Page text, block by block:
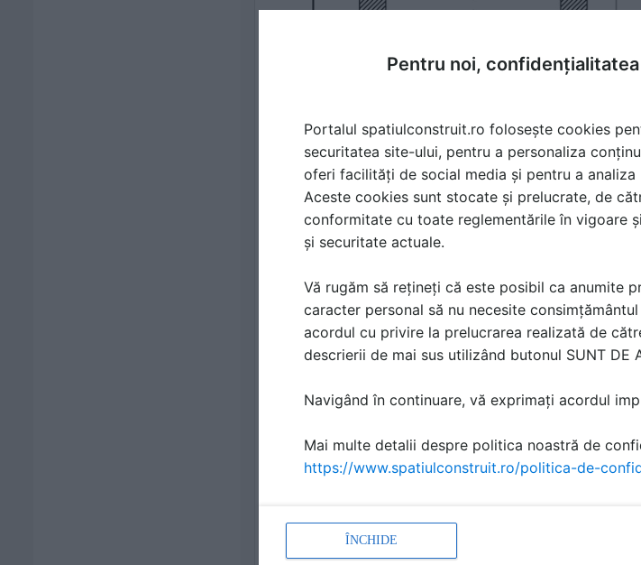
Pentru noi,
Portalul spatiulconstruit.ro folosește cookies
securitatea site-ului, pentru a personaliza
oferi facilități de social media și pentru a
Aceste cookies sunt stocate și prelucrate, de
conformitate cu toate reglementările în vigoare
și securitate actuale.
Vă rugăm să rețineți că este posibil ca anumite
caracter personal să nu necesite
acordul cu privire la prelucrarea realizată de
descrierii de mai sus utilizând butonul SUNT DE
Navigând în continuare, vă exprimați acordul
Mai multe detalii despre politica noastră de
https://www.spatiulconstruit.ro/politica-de-
ÎNCHIDE